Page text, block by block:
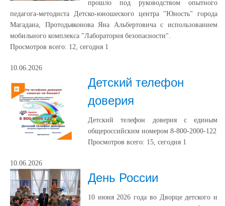
прошло под руководством опытного
педагога-методиста Детско-юношеского центра "Юность" города
Магадана, Протодьяконова Яна Альбертовича с использованием
мобильного комплекса "Лаборатория безопасности".
Просмотров всего: 12, сегодня 1
10.06.2026
Детский телефон
доверия
Детский телефон доверия с единым
общероссийским номером 8-800-2000-122
Просмотров всего: 15, сегодня 1
10.06.2026
День России
10 июня 2026 года во Дворце детского и